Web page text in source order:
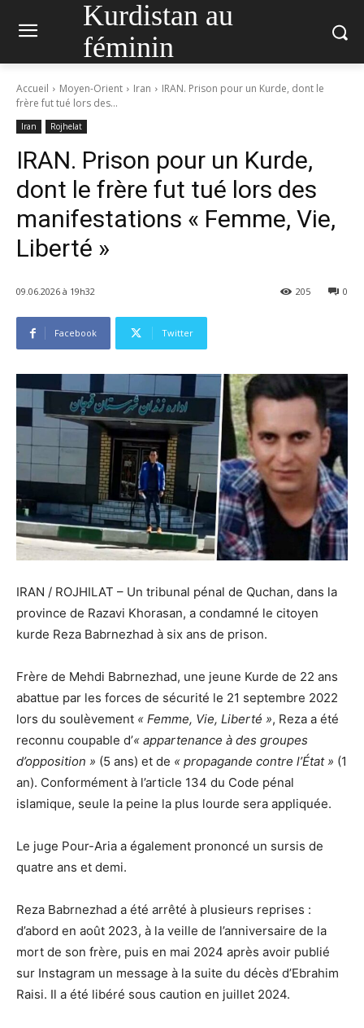
Kurdistan au
féminin
Accueil Moyen-Orient Iran
IRAN. Prison pour un Kurde, dont le
frère fut tué lors des...
Iran Rojhelat
IRAN. Prison pour un Kurde,
dont le frère fut tué lors des
manifestations « Femme, Vie,
Liberté »
09.06.2026 à 19h32 0
205
Facebook Twitter
IRAN / ROJHILAT – Un tribunal pénal de Quchan, dans la
province de Razavi Khorasan, a condamné le citoyen
kurde Reza Babrnezhad à six ans de prison.
Frère de Mehdi Babrnezhad, une jeune Kurde de 22 ans
abattue par les forces de sécurité le 21 septembre 2022
lors du soulèvement « Femme, Vie, Liberté », Reza a été
reconnu coupable d’« appartenance à des groupes
d’opposition » (5 ans) et de « propagande contre l’État » (1
an). Conformément à l’article 134 du Code pénal
islamique, seule la peine la plus lourde sera appliquée.
Le juge Pour-Aria a également prononcé un sursis de
quatre ans et demi.
Reza Babrnezhad a été arrêté à plusieurs reprises :
d’abord en août 2023, à la veille de l’anniversaire de la
mort de son frère, puis en mai 2024 après avoir publié
sur Instagram un message à la suite du décès d’Ebrahim
Raisi. Il a été libéré sous caution en juillet 2024.